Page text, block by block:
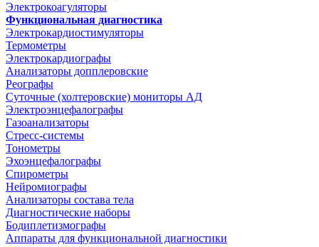
Электрокоагуляторы
Функциональная диагностика
Электрокардиостимуляторы
Термометры
Электрокардиографы
Анализаторы допплеровские
Реографы
Суточные (холтеровские) мониторы АД
Электроэнцефалографы
Газоанализаторы
Стресс-системы
Тонометры
Эхоэнцефалографы
Спирометры
Нейромиографы
Анализаторы состава тела
Диагностические наборы
Бодиплетизмографы
Аппараты для функциональной диагностики